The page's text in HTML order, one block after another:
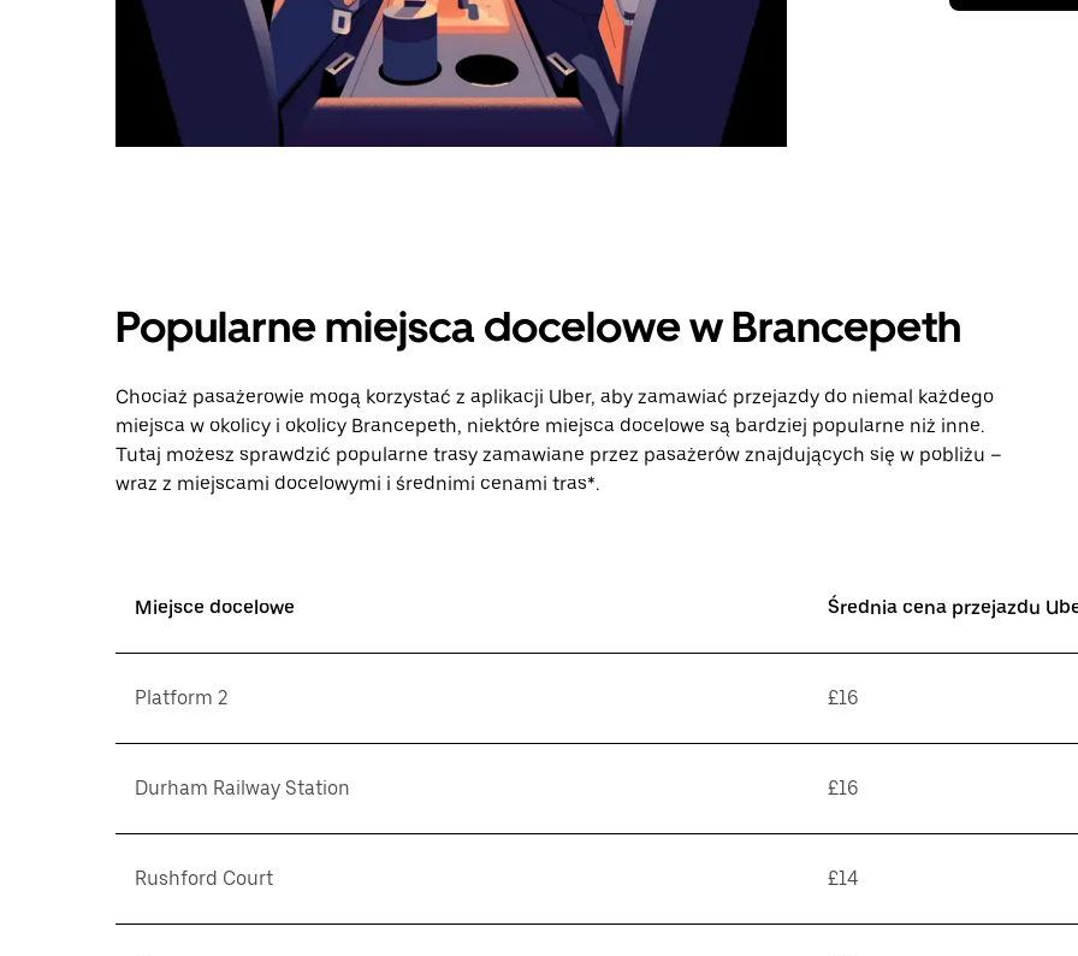
Popularne miejsca docelowe w Brancepeth
Chociaż pasażerowie mogą korzystać z aplikacji Uber, aby zamawiać przejazdy do niemal każdego
miejsca w okolicy i okolicy Brancepeth, niektóre miejsca docelowe są bardziej popularne niż inne.
Tutaj możesz sprawdzić popularne trasy zamawiane przez pasażerów znajdujących się w pobliżu –
wraz z miejscami docelowymi i średnimi cenami tras*.
Miejsce docelowe Średnia cena przejazdu
Platform 2 £16
Durham Railway Station £16
Rushford Court £14